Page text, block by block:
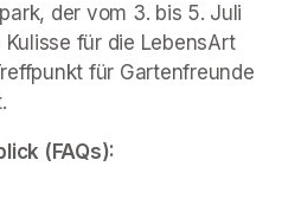
der vom 3. bis 5. Juli
für die LebensArt
für Gartenfreunde
(FAQs):